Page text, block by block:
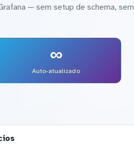
— sem setup de schema, sem
∞
Auto-atualizado